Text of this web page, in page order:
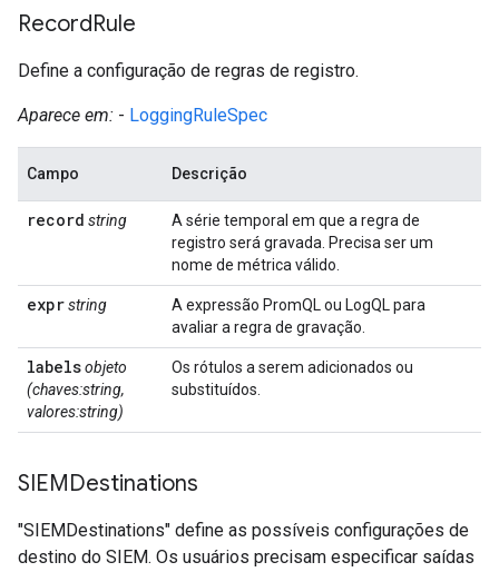
RecordRule
Define a configuração de regras de registro.
Aparece em: - LoggingRuleSpec
Campo Descrição
record string
A série temporal em que a regra de
registro será gravada. Precisa ser um
nome de métrica válido.
exprstring
A expressão PromQL ou LogQL para
avaliar a regra de gravação.
labelsobjeto
(chaves:string,
valores:string)
Os rótulos a serem adicionados ou
substituídos.
SIEMDestinations
"SIEMDestinations" define as possíveis configurações de
destino do SIEM. Os usuários precisam especificar saídas